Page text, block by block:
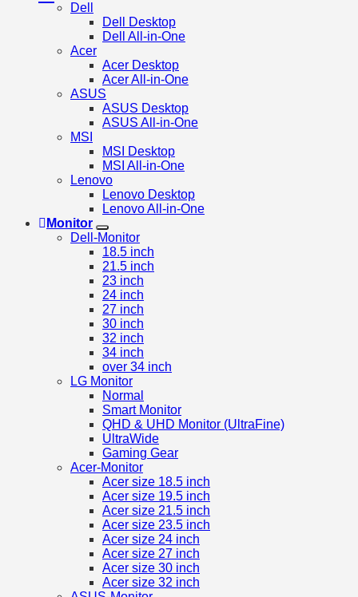
Dell
Dell Desktop
Dell All-in-One
Acer
Acer Desktop
Acer All-in-One
ASUS
ASUS Desktop
ASUS All-in-One
MSI
MSI Desktop
MSI All-in-One
Lenovo
Lenovo Desktop
Lenovo All-in-One
Monitor
Dell-Monitor
18.5 inch
21.5 inch
23 inch
24 inch
27 inch
30 inch
32 inch
34 inch
over 34 inch
LG Monitor
Normal
Smart Monitor
QHD & UHD Monitor (UltraFine)
UltraWide
Gaming Gear
Acer-Monitor
Acer size 18.5 inch
Acer size 19.5 inch
Acer size 21.5 inch
Acer size 23.5 inch
Acer size 24 inch
Acer size 27 inch
Acer size 30 inch
Acer size 32 inch